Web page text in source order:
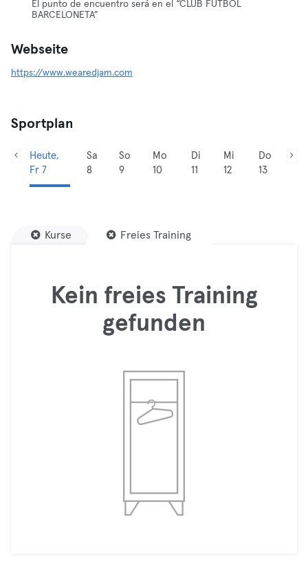
El punto de encuentro será en el “CLUB FUTBOL
BARCELONETA”
Webseite
https://www.wearedjam.com
Sportplan
Heute,
Fr 7
Sa
8
So
9
Mo
10
Di
11
Mi
12
Do
13
Kurse Freies Training
Kein freies Training
gefunden